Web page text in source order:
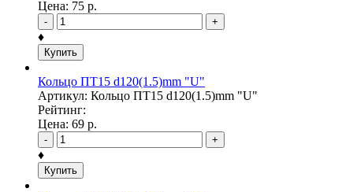
Цена: 75 р.
- +
♦
Купить
Кольцо ПТ15 d120(1.5)mm "U"
Артикул: Кольцо ПТ15 d120(1.5)mm "U"
Рейтинг:
Цена: 69 р.
- +
♦
Купить